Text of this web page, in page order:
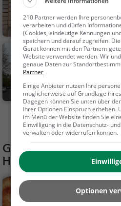
Herford
Capitol
Kino in
Herford
Mehr Aktivitäten in
Gaststätten in der
Hiddenhausen
Pizzeria da
Italienisches
210 Partner werden Ihre
verarbeiten und dürfen
(Cookies, eindeutige Kennungen
speichern und darauf zugreifen.
Gerät können mit den Partnern
Website verwendet werden. Wir
genaue Daten zur
Partner
Einige Anbieter nutzen Ihre
möglicherweise auf Grundlage
Dagegen können Sie unten über
Ihrer Optionen Einspruch erheben.
im Menü der Website finden Sie
Einwilligung in die Datenschutz-
verwalten oder widerrufen können.
Optionen